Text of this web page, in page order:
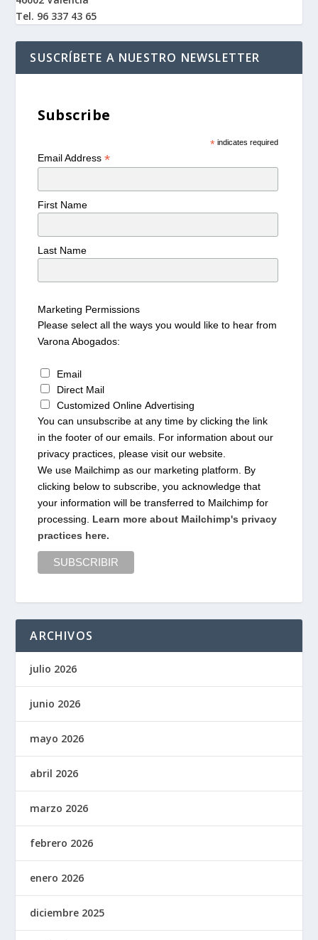
Tel. 96 337 43 65
SUSCRÍBETE A NUESTRO NEWSLETTER
Subscribe
*indicates required
Email Address*
First Name
Last Name
Marketing Permissions
Please select all the ways you would like to hear from
Varona Abogados:
Email
Direct Mail
Customized Online Advertising
You can unsubscribe at any time by clicking the link
in the footer of our emails. For information about our
privacy practices, please visit our website.
We use Mailchimp as our marketing platform. By
clicking below to subscribe, you acknowledge that
your information will be transferred to Mailchimp for
processing. Learn more about Mailchimp's privacy
practices here.
ARCHIVOS
julio 2026
junio 2026
mayo 2026
abril 2026
marzo 2026
febrero 2026
enero 2026
diciembre 2025